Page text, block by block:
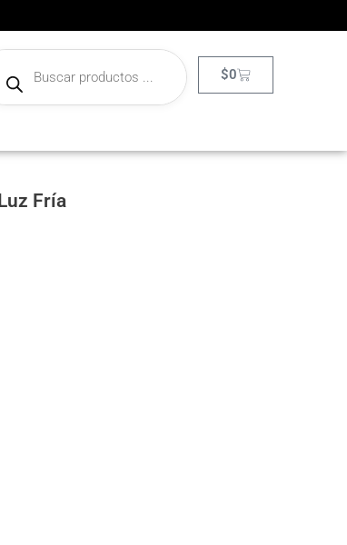
$0
Fría